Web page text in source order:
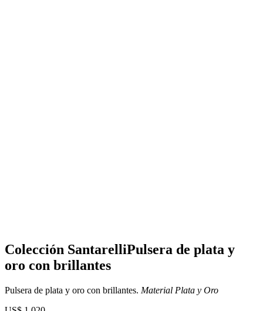
Colección SantarelliPulsera de plata y
oro con brillantes
Pulsera de plata y oro con brillantes. Material Plata y Oro